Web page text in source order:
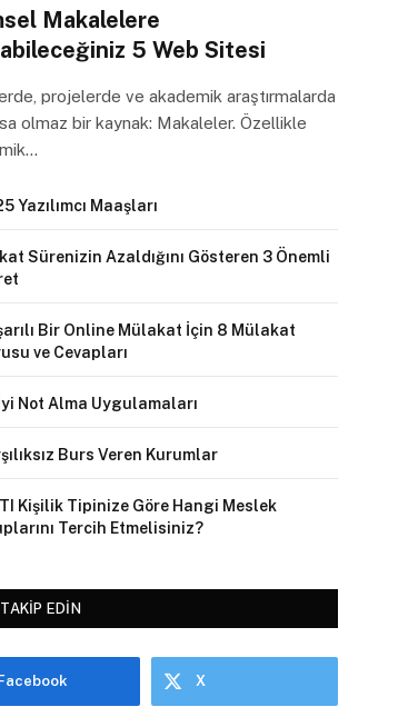
Makalelere
5 Web Sitesi
projelerde ve akademik araştırmalarda
olmaz bir kaynak: Makaleler. Özellikle
Yazılımcı Maaşları
Sürenizin Azaldığını Gösteren 3 Önemli
Bir Online Mülakat İçin 8 Mülakat
ve Cevapları
Not Alma Uygulamaları
Burs Veren Kurumlar
Kişilik Tipinize Göre Hangi Meslek
Tercih Etmelisiniz?
EDIN
Facebook X